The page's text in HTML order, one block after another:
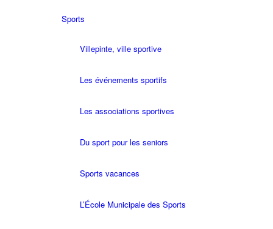
Sports
Villepinte, ville sportive
Les événements sportifs
Les associations sportives
Du sport pour les seniors
Sports vacances
L’École Municipale des Sports